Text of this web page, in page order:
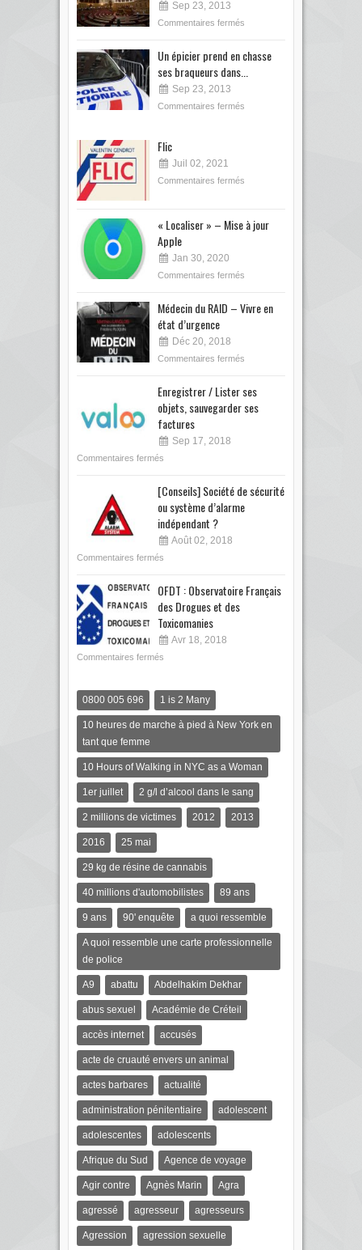
Sep 23, 2013
Commentaires fermés
Un épicier prend en chasse
ses braqueurs dans...
Sep 23, 2013
Commentaires fermés
Flic
Juil 02, 2021
Commentaires fermés
« Localiser » – Mise à jour
Apple
Jan 30, 2020
Commentaires fermés
Médecin du RAID – Vivre en
état d’urgence
Déc 20, 2018
Commentaires fermés
Enregistrer / Lister ses
objets, sauvegarder ses
factures
Sep 17, 2018
Commentaires fermés
[Conseils] Société de sécurité
ou système d’alarme
indépendant ?
Août 02, 2018
Commentaires fermés
OFDT : Observatoire Français
des Drogues et des
Toxicomanies
Avr 18, 2018
Commentaires fermés
0800 005 696 1 is 2 Many
10 heures de marche à pied à New York en
tant que femme
10 Hours of Walking in NYC as a Woman
1er juillet 2 g/l d’alcool dans le sang
2 millions de victimes 2012 2013
2016 25 mai
29 kg de résine de cannabis
40 millions d'automobilistes 89 ans
9 ans 90' enquête a quoi ressemble
A quoi ressemble une carte professionnelle
de police
A9 abattu Abdelhakim Dekhar
abus sexuel Académie de Créteil
accès internet accusés
acte de cruauté envers un animal
actes barbares actualité
administration pénitentiaire adolescent
adolescentes adolescents
Afrique du Sud Agence de voyage
Agir contre Agnès Marin Agra
agressé agresseur agresseurs
Agression agression sexuelle